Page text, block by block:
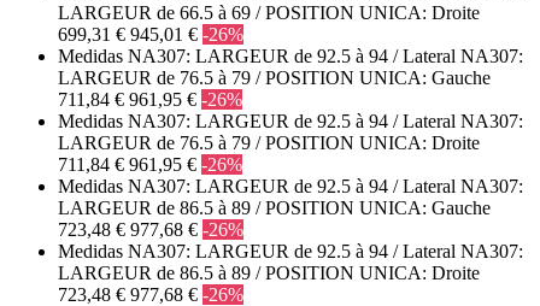
LARGEUR de 66.5 à 69 / POSITION UNICA: Droite
699,31 € 945,01 € -26%
Medidas NA307: LARGEUR de 92.5 à 94 / Lateral NA307:
LARGEUR de 76.5 à 79 / POSITION UNICA: Gauche
711,84 € 961,95 € -26%
Medidas NA307: LARGEUR de 92.5 à 94 / Lateral NA307:
LARGEUR de 76.5 à 79 / POSITION UNICA: Droite
711,84 € 961,95 € -26%
Medidas NA307: LARGEUR de 92.5 à 94 / Lateral NA307:
LARGEUR de 86.5 à 89 / POSITION UNICA: Gauche
723,48 € 977,68 € -26%
Medidas NA307: LARGEUR de 92.5 à 94 / Lateral NA307:
LARGEUR de 86.5 à 89 / POSITION UNICA: Droite
723,48 € 977,68 € -26%